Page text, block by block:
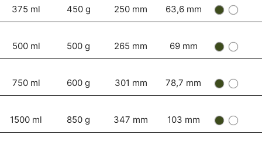
375 ml 450 g 250 mm 63,6 mm
500 ml 500 g 265 mm 69 mm
750 ml 600 g 301 mm 78,7 mm
1500 ml 850 g 347 mm 103 mm